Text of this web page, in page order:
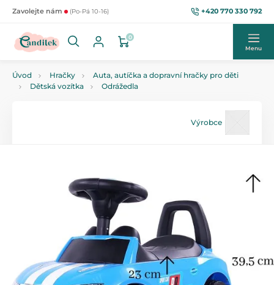
Zavolejte nám (Po-Pá 10-16) +420 770 330 792
0
Menu
Úvod Hračky
Auta, autíčka a dopravní hračky pro děti
Dětská vozítka
Odrážedla
Výrobce